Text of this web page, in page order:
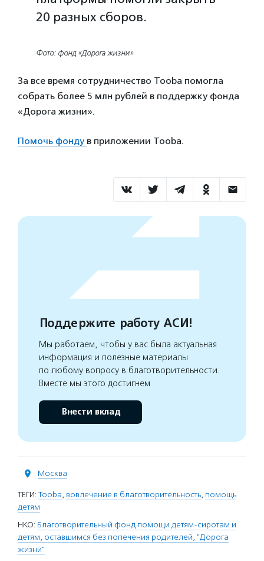
20 разных сборов.
Фото: фонд «Дорога жизни»
За все время сотрудничество Tooba помогла
собрать более 5 млн рублей в поддержку фонда
«Дорога жизни».
Помочь фонду в приложении Tooba.
Поддержите работу АСИ!
Мы работаем, чтобы у вас была актуальная
информация и полезные материалы
по любому вопросу в благотворительности.
Вместе мы этого достигнем
Внести вклад
Москва
ТЕГИ: Tooba, вовлечение в благотворительность, помощь
детям
НКО: Благотворительный фонд помощи детям-сиротам и
детям, оставшимся без попечения родителей, "Дорога
жизни"